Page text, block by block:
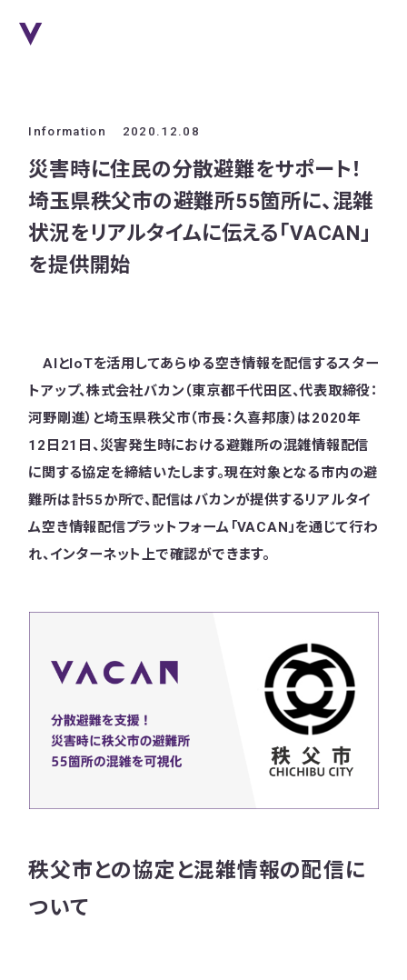
Information 2020.12.08
災害時に住民の分散避難をサポート！
埼玉県秩父市の避難所55箇所に、混雑
状況をリアルタイムに伝える「VACAN」
を提供開始
AIとIoTを活用してあらゆる空き情報を配信するスター
トアップ、株式会社バカン（東京都千代田区、代表取締役：
河野剛進）と埼玉県秩父市（市長：久喜邦康）は2020年
12日21日、災害発生時における避難所の混雑情報配信
に関する協定を締結いたします。現在対象となる市内の避
難所は計55か所で、配信はバカンが提供するリアルタイ
ム空き情報配信プラットフォーム「VACAN」を通じて行わ
れ、インターネット上で確認ができます。
秩父市との協定と混雑情報の配信に
ついて